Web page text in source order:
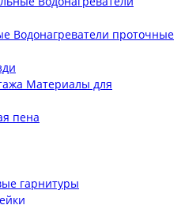
Водонагреватели проточные
Материалы для
пена
гарнитуры